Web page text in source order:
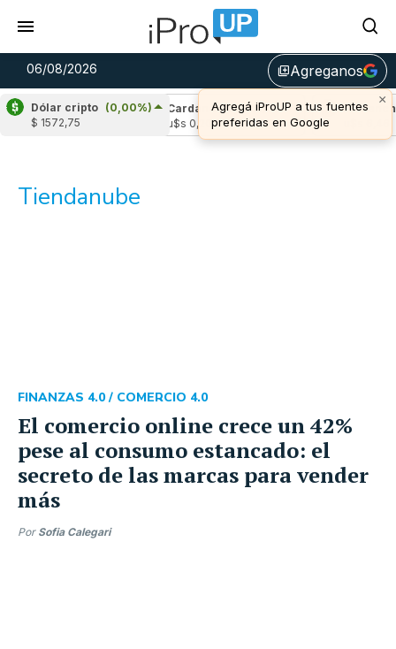
06/08/2026 library_addAgreganos
×
Agregá iProUP a tus fuentes
preferidas en Google
Dólar cripto (0,00%)
$ 1572,75
(-2,73%)
Cardano
(6,43%)
u$s 0,20
Avalanche
Tiendanube
El comercio online crece un 42%
pese al consumo estancado: el
secreto de las marcas para vender
más
FINANZAS 4.0 / COMERCIO 4.0
Por Sofia Calegari